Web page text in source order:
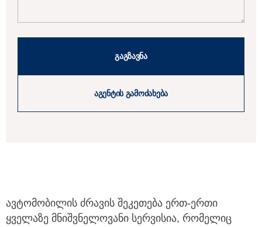
გაგზავნა
აგენტის გამოძახება
ავტომობილის ძრავის შეკეთება ერთ-ერთი
ყველაზე მნიშვნელოვანი სერვისია, რომელიც